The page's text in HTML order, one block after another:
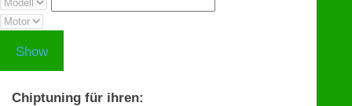
Show
Chiptuning für ihren: